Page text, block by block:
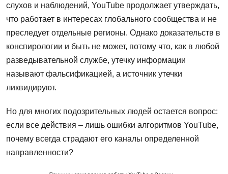
слухов и наблюдений, YouTube продолжает утверждать,
что работает в интересах глобального сообщества и не
преследует отдельные регионы. Однако доказательств в
конспирологии и быть не может, потому что, как в любой
разведывательной службе, утечку информации
называют фальсификацией, а источник утечки
ликвидируют.
Но для многих подозрительных людей остается вопрос:
если все действия – лишь ошибки алгоритмов YouTube,
почему всегда страдают его каналы определенной
направленности?